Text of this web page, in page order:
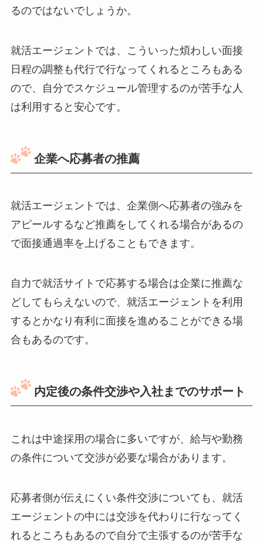
るのではないでしょうか。
就活エージェントでは、こういった煩わしい面接
日程の調整も代行で行なってくれるところもある
ので、自分でスケジュール管理するのが苦手な人
は利用すると安心です。
企業へ応募者の推薦
就活エージェントでは、企業側へ応募者の強みを
アピールするなど推薦をしてくれる場合があるの
で面接通過率を上げることもできます。
自力で就活サイトで応募する場合は企業に推薦な
どしてもらえないので、就活エージェントを利用
するとかなり有利に面接を進めることができる場
合もあるのです。
内定後の条件交渉や入社までのサポート
これは中途採用の場合に多いですが、給与や勤務
の条件について交渉が必要な場合があります。
応募者側が伝えにくい条件交渉についても、就活
エージェントの中には交渉を代わりに行なってく
れるところもあるので自分で主張するのが苦手な